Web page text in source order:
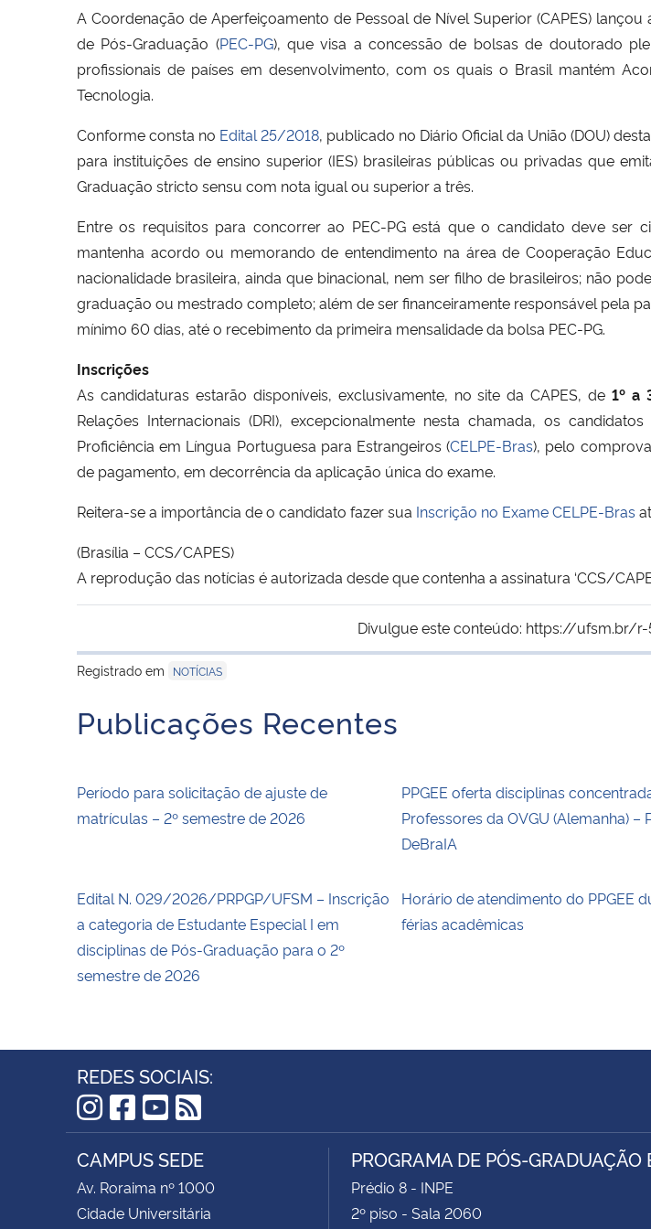
A Coordenação de Aperfeiçoamento de Pessoal de Nível Superior (CAPES)
de Pós-Graduação (PEC-PG), que visa a concessão de bolsas de doutorado
profissionais de países em desenvolvimento, com os quais o Brasil mantém
Tecnologia.
Conforme consta no Edital 25/2018, publicado no Diário Oficial da União (DOU)
para instituições de ensino superior (IES) brasileiras públicas ou privadas que
Graduação stricto sensu com nota igual ou superior a três.
Entre os requisitos para concorrer ao PEC-PG está que o candidato deve
mantenha acordo ou memorando de entendimento na área de Cooperação
nacionalidade brasileira, ainda que binacional, nem ser filho de brasileiros; não
graduação ou mestrado completo; além de ser financeiramente responsável pela
mínimo 60 dias, até o recebimento da primeira mensalidade da bolsa PEC-PG.
Inscrições
As candidaturas estarão disponíveis, exclusivamente, no site da CAPES, de 1º a
Relações Internacionais (DRI), excepcionalmente nesta chamada, os
Proficiência em Língua Portuguesa para Estrangeiros (CELPE-Bras), pelo
de pagamento, em decorrência da aplicação única do exame.
Reitera-se a importância de o candidato fazer sua Inscrição no Exame CELPE-Bras
(Brasília – CCS/CAPES)
A reprodução das notícias é autorizada desde que contenha a assinatura ‘CCS/
Divulgue este conteúdo: https://ufsm.br/r-
Registrado em
NOTÍCIAS
Publicações Recentes
Período para solicitação de ajuste de
matrículas – 2º semestre de 2026
PPGEE oferta disciplinas
Professores da OVGU (Alemanha) –
DeBraIA
Edital N. 029/2026/PRPGP/UFSM – Inscrição
a categoria de Estudante Especial I em
disciplinas de Pós-Graduação para o 2º
semestre de 2026
Horário de atendimento do PPGEE
férias acadêmicas
REDES SOCIAIS:
Instagram
Facebook
YouTube
RSS
CAMPUS SEDE
Av. Roraima nº 1000
Cidade Universitária
PROGRAMA DE PÓS-
Prédio 8 - INPE
2º piso - Sala 2060